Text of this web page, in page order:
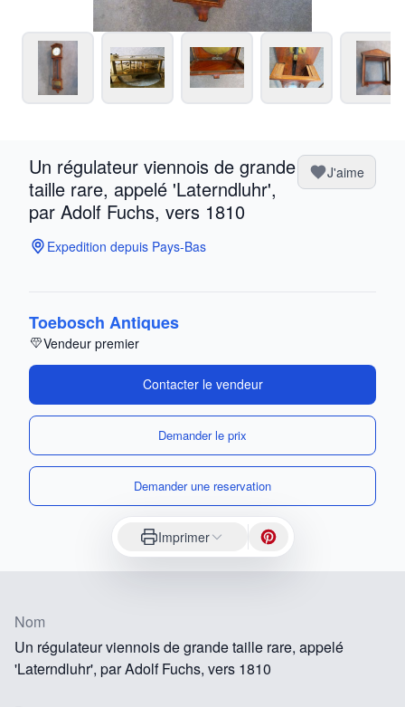
Un régulateur viennois de grande
taille rare, appelé 'Laterndluhr',
par Adolf Fuchs, vers 1810
J'aime
Expedition depuis Pays-Bas
Toebosch Antiques
Vendeur premier
Contacter le vendeur
Demander le prix
Demander une reservation
Imprimer
Nom
Un régulateur viennois de grande taille rare, appelé
'Laterndluhr', par Adolf Fuchs, vers 1810